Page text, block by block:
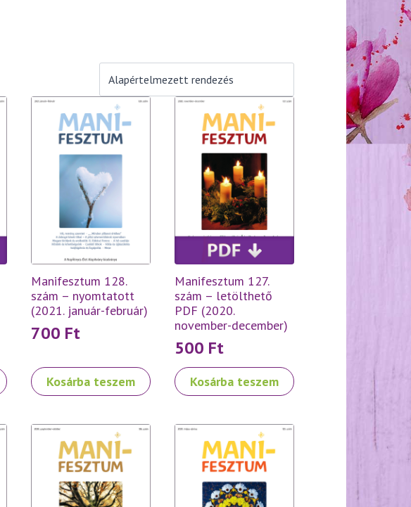
Manifesztum 128.
szám – nyomtatott
(2021. január-február)
700 Ft
Kosárba teszem
Manifesztum 127.
szám – letölthető
PDF (2020.
november-december)
500 Ft
Kosárba teszem